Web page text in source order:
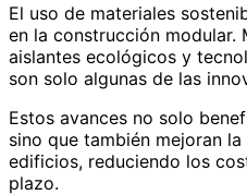
El uso de materiales
en la construcción modular.
aislantes ecológicos y
son solo algunas de las
Estos avances no solo
sino que también mejoran
edificios, reduciendo los
plazo.